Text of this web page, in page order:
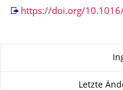
https://doi.org/
Letzte